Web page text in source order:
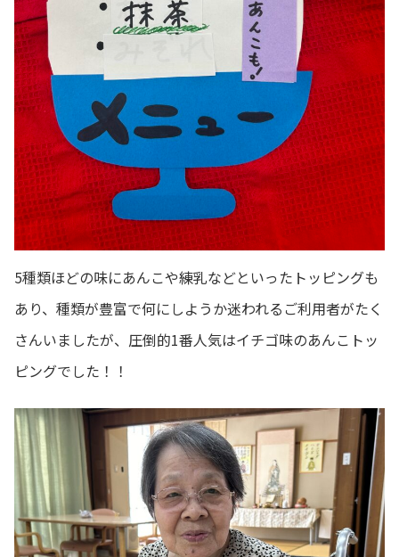
5種類ほどの味にあんこや練乳などといったトッピングも
あり、種類が豊富で何にしようか迷われるご利用者がたく
さんいましたが、圧倒的1番人気はイチゴ味のあんこトッ
ピングでした！！